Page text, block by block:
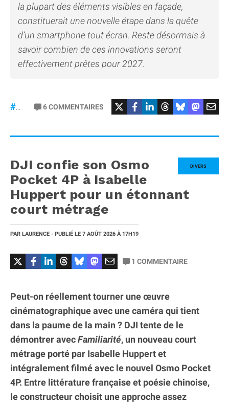
la plupart des éléments visibles en façade,
constituerait une nouvelle étape dans la quête
d’un smartphone tout écran. Reste désormais à
savoir combien de ces innovations seront
effectivement prêtes pour 2027.
6COMMENTAIRES
DIVERS
DJI confie son Osmo
Pocket 4P à Isabelle
Huppert pour un étonnant
court métrage
PAR LAURENCE - PUBLIÉ LE 7 AOÛT 2026 À 17H19
1 COMMENTAIRE
Peut-on réellement tourner une œuvre
cinématographique avec une caméra qui tient
dans la paume de la main ? DJI tente de le
démontrer avecFamiliarité, un nouveau court
métrage porté par Isabelle Huppert et
intégralement filmé avec le nouvel Osmo Pocket
4P. Entre littérature française et poésie chinoise,
le constructeur choisit une approche assez